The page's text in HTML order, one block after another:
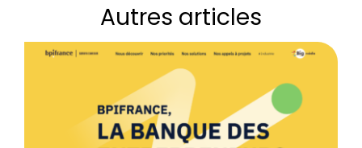
Autres articles